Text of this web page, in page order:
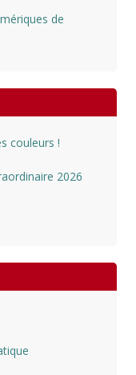
de
couleurs !
2026